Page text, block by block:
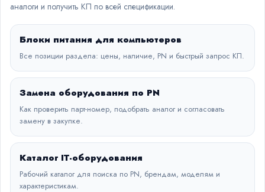
аналоги и получить КП по всей спецификации.
Блоки питания для компьютеров
Все позиции раздела: цены, наличие, PN и быстрый запрос КП.
Замена оборудования по PN
Как проверить парт-номер, подобрать аналог и согласовать
замену в закупке.
Каталог IT-оборудования
Рабочий каталог для поиска по PN, брендам, моделям и
характеристикам.